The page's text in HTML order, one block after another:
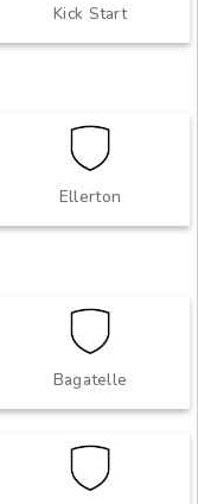
Kick Start
Ellerton
Bagatelle